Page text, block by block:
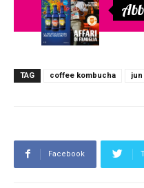
TAG coffee kombucha jun
Facebook